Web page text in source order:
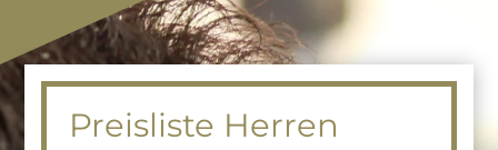
Preisliste Herren